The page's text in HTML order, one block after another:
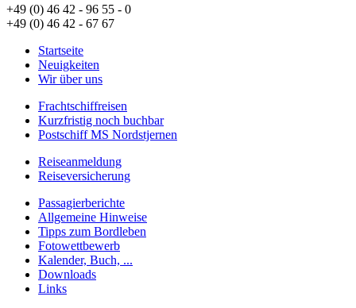
+49 (0) 46 42 - 96 55 - 0
+49 (0) 46 42 - 67 67
Startseite
Neuigkeiten
Wir über uns
Frachtschiffreisen
Kurzfristig noch buchbar
Postschiff MS Nordstjernen
Reiseanmeldung
Reiseversicherung
Passagierberichte
Allgemeine Hinweise
Tipps zum Bordleben
Fotowettbewerb
Kalender, Buch, ...
Downloads
Links